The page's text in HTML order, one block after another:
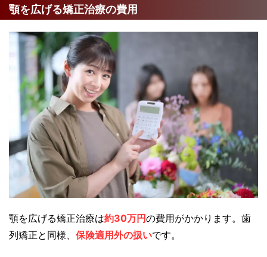
顎を広げる矯正治療の費用
顎を広げる矯正治療は約30万円の費用がかかります。歯
列矯正と同様、 保険適用外の扱いです。